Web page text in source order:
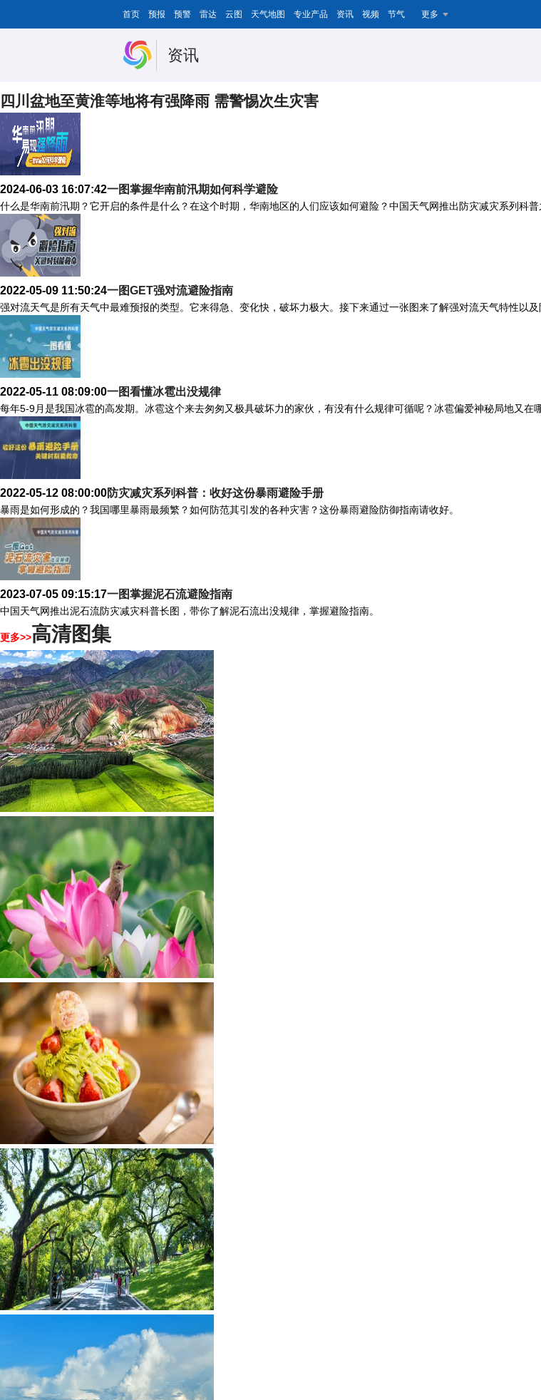
首页 预报 预警 雷达 云图 天气地图 专业产品 资讯 视频 节气 更多
资讯
四川盆地至黄淮等地将有强降雨 需警惕次生灾害
2024-06-03 16:07:42一图掌握华南前汛期如何科学避险
什么是华南前汛期？它开启的条件是什么？在这个时期，华南地区的人们应该如何避险？中国天气网推出防灾减灾系列科
2022-05-09 11:50:24一图GET强对流避险指南
强对流天气是所有天气中最难预报的类型。它来得急、变化快，破坏力极大。接下来通过一张图来了解强对流天气特性以及
2022-05-11 08:09:00一图看懂冰雹出没规律
每年5-9月是我国冰雹的高发期。冰雹这个来去匆匆又极具破坏力的家伙，有没有什么规律可循呢？冰雹偏爱神秘局地又在
2022-05-12 08:00:00防灾减灾系列科普：收好这份暴雨避险手册
暴雨是如何形成的？我国哪里暴雨最频繁？如何防范其引发的各种灾害？这份暴雨避险防御指南请收好。
2023-07-05 09:15:17一图掌握泥石流避险指南
中国天气网推出泥石流防灾减灾科普长图，带你了解泥石流出没规律，掌握避险指南。
更多>>高清图集